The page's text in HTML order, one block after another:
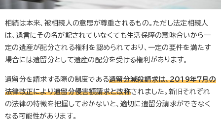
相続は本来、被相続人の意思が尊重されるもの。ただし法定相続人
は、遺言にその名が記されていなくても生活保障の意味合いから一
定の遺産が配分される権利を認められており、一定の要件を満たす
場合には遺留分として遺産の配分を受ける権利があります。
遺留分を請求する際の制度である遺留分減殺請求は、2019年7月の
法律改正により遺留分侵害額請求と改称されました。新旧それぞれ
の法律の特徴を把握しておかないと、適切に遺留分請求ができなく
なる可能性があります。